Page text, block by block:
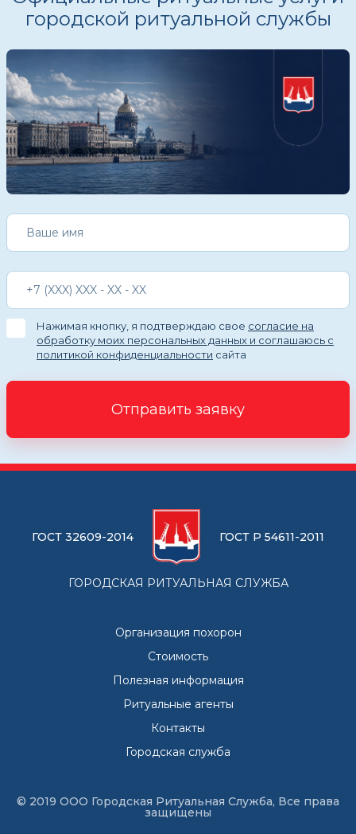
городской ритуальной службы
Нажимая кнопку, я подтверждаю свое согласие на
обработку моих персональных данных и соглашаюсь с
политикой конфиденциальности сайта
Отправить заявку
ГОСТ 32609-2014 ГОСТ Р 54611-2011
ГОРОДСКАЯ РИТУАЛЬНАЯ СЛУЖБА
Организация похорон
Стоимость
Полезная информация
Ритуальные агенты
Контакты
Городская служба
© 2019 ООО Городская Ритуальная Служба, Все права
защищены